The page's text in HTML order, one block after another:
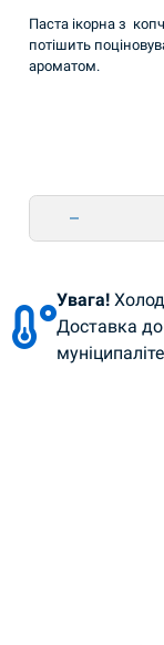
Паста ікорна з
потішить
ароматом.
Паста Ікорка
Увага!
Доставка до